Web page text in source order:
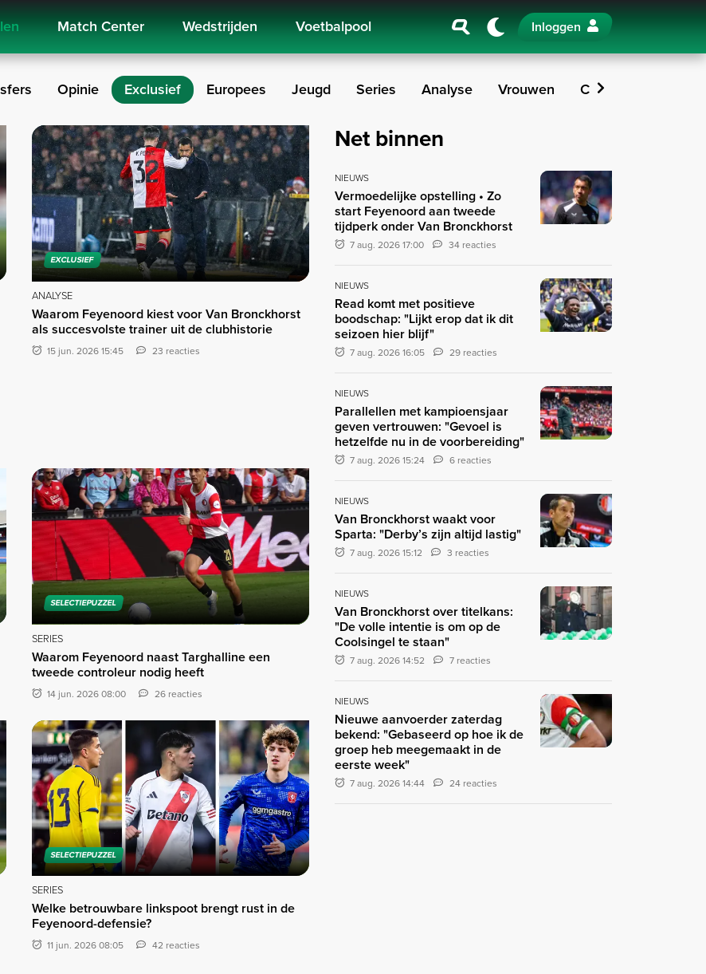
Match Center Wedstrijden Voetbalpool Inloggen
Opinie Exclusief Europees Jeugd Series Analyse Vrouwen Columns
EXCLUSIEF
ANALYSE
Waarom Feyenoord kiest voor Van Bronckhorst
als succesvolste trainer uit de clubhistorie
15 jun. 2026 15:45 23 reacties
SELECTIEPUZZEL
SERIES
Waarom Feyenoord naast Targhalline een
tweede controleur nodig heeft
14 jun. 2026 08:00 26 reacties
SELECTIEPUZZEL
SERIES
Welke betrouwbare linkspoot brengt rust in de
Feyenoord-defensie?
11 jun. 2026 08:05 42 reacties
Net binnen
NIEUWS
Vermoedelijke opstelling • Zo
start Feyenoord aan tweede
tijdperk onder Van Bronckhorst
7 aug. 2026 17:00 34 reacties
NIEUWS
Read komt met positieve
boodschap: "Lijkt erop dat ik dit
seizoen hier blijf"
7 aug. 2026 16:05 29 reacties
NIEUWS
Parallellen met kampioensjaar
geven vertrouwen: "Gevoel is
hetzelfde nu in de voorbereiding"
7 aug. 2026 15:24 6 reacties
NIEUWS
Van Bronckhorst waakt voor
Sparta: "Derby’s zijn altijd lastig"
7 aug. 2026 15:12 3 reacties
NIEUWS
Van Bronckhorst over titelkans:
"De volle intentie is om op de
Coolsingel te staan"
7 aug. 2026 14:52 7 reacties
NIEUWS
Nieuwe aanvoerder zaterdag
bekend: "Gebaseerd op hoe ik de
groep heb meegemaakt in de
eerste week"
7 aug. 2026 14:44 24 reacties